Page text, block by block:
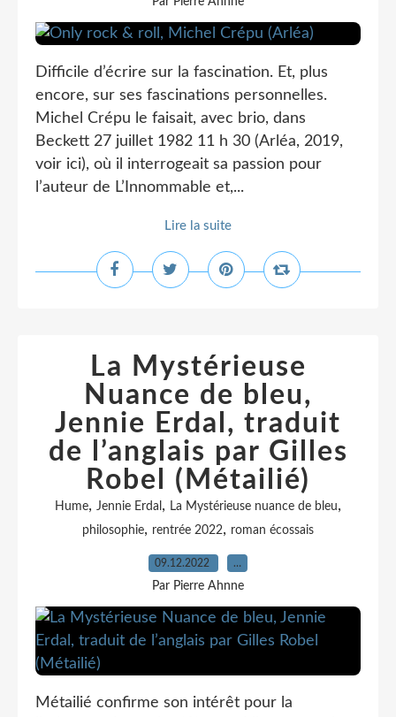
Difficile d’écrire sur la fascination. Et, plus
encore, sur ses fascinations personnelles.
Michel Crépu le faisait, avec brio, dans
Beckett 27 juillet 1982 11 h 30 (Arléa, 2019,
voir ici), où il interrogeait sa passion pour
l’auteur de L’Innommable et,...
Lire la suite
La Mystérieuse
Nuance de bleu,
Jennie Erdal, traduit
de l’anglais par Gilles
Robel (Métailié)
Hume, Jennie Erdal , La Mystérieuse nuance de bleu,
philosophie, rentrée 2022, roman écossais
09.12.2022 …
Par Pierre Ahnne
Métailié confirme son intérêt pour la